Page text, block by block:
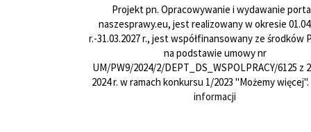
Projekt pn. Opracowywanie i wydawanie
naszesprawy.eu, jest realizowany w okresie
r.-31.03.2027 r., jest współfinansowany ze środków
na podstawie umowy nr
UM/PW9/2024/2/DEPT_DS_WSPOLPRACY/6125 z
2024 r. w ramach konkursu 1/2023 "Możemy więcej".
informacji